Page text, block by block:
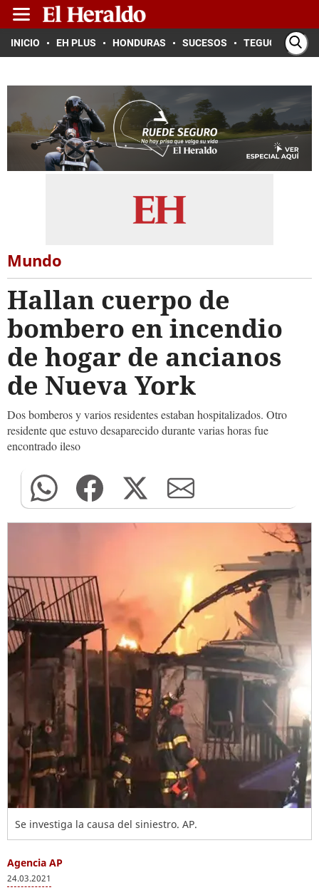
INICIO EH PLUS HONDURAS SUCESOS TEGUCIGALPA
Mundo
Hallan cuerpo de
bombero en incendio
de hogar de ancianos
de Nueva York
Dos bomberos y varios residentes estaban hospitalizados. Otro
residente que estuvo desaparecido durante varias horas fue
encontrado ileso
Se investiga la causa del siniestro. AP.
Agencia AP
24.03.2021